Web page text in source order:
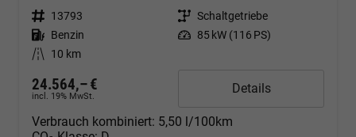
Fahrzeugnr. 13793 Getriebe Schaltgetriebe
Kraftstoff Benzin Leistung 85 kW (116 PS)
Kilometerstand
10 km
24.564,– €
incl. 19% MwSt.
Details
Verbrauch kombiniert: 5,50 l/100km